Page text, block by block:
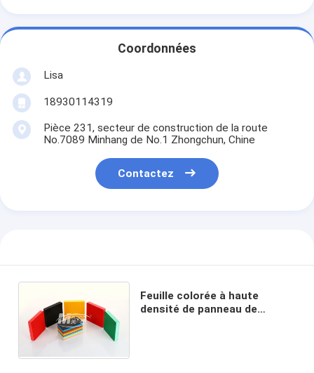
Coordonnées
Lisa
18930114319
Pièce 231, secteur de construction de la route
No.7089 Minhang de No.1 Zhongchun, Chine
Contactez
Feuille colorée à haute
densité de panneau de